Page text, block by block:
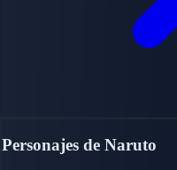
Personajes de Naruto